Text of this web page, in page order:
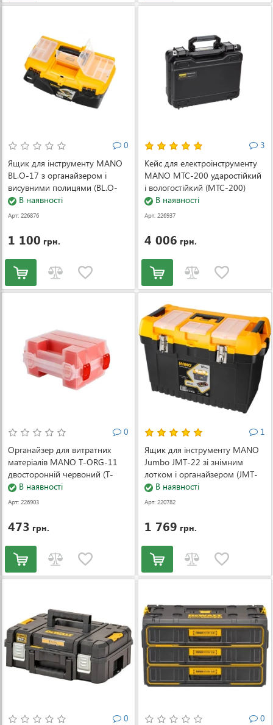
0
Ящик для інструменту MANO
BL.O-17 з органайзером і
висувними полицями (BL.O-
17)В наявності
Арт: 226876
1 100 грн.
3
Кейс для електроінструменту
MANO MTC-200 ударостійкий
і вологостійкий (MTC-200)
В наявності
Арт: 226937
4 006 грн.
0
Органайзер для витратних
матеріалів MANO T-ORG-11
двосторонній червоний (T-
ORG-11-Red)
В наявності
Арт: 226903
473 грн.
1
Ящик для інструменту MANO
Jumbo JMT-22 зі знімним
лотком і органайзером (JMT-
22)В наявності
Арт: 220782
1 769 грн.
0 0